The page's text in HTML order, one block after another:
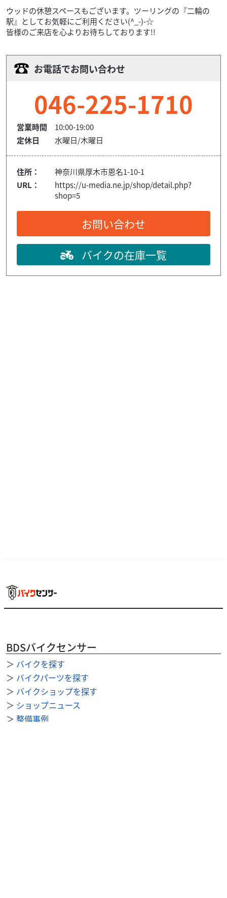
ウッドの休憩スペースもございます。ツーリングの『二輪の
駅』としてお気軽にご利用ください(^_-)-☆
皆様のご来店を心よりお待ちしております!!
お電話でお問い合わせ
046-225-1710
営業時間
10:00-19:00
定休日
水曜日/木曜日
住所：
神奈川県厚木市恩名1-10-1
URL：
https://u-media.ne.jp/shop/detail.php?
shop=5
お問い合わせ
バイクの在庫一覧
BDSバイクセンサー
＞ バイクを探す
＞ バイクパーツを探す
＞ バイクショップを探す
＞ ショップニュース
＞ 整備事例